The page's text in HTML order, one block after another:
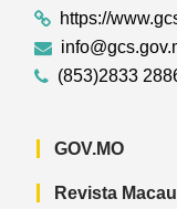
https://
(853)2833
GOV.MO
Revista Macau